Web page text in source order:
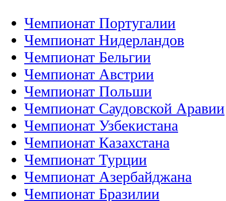
Чемпионат Португалии
Чемпионат Нидерландов
Чемпионат Бельгии
Чемпионат Австрии
Чемпионат Польши
Чемпионат Саудовской Аравии
Чемпионат Узбекистана
Чемпионат Казахстана
Чемпионат Турции
Чемпионат Азербайджана
Чемпионат Бразилии